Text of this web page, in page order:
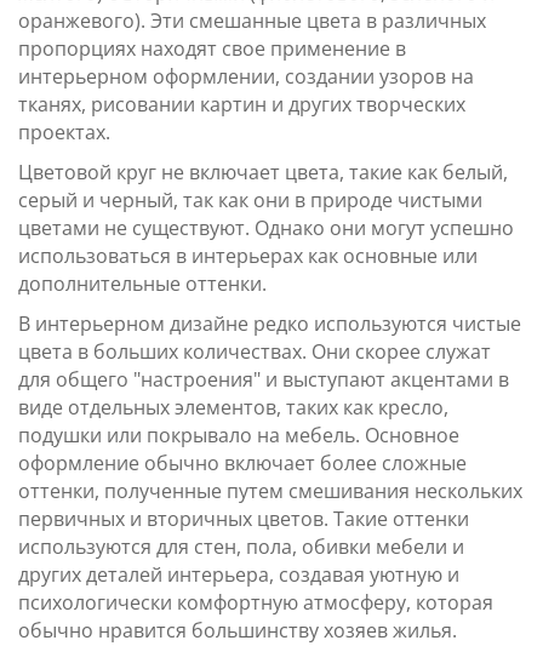
оранжевого). Эти смешанные цвета в различных
пропорциях находят свое применение в
интерьерном оформлении, создании узоров на
тканях, рисовании картин и других творческих
проектах.
Цветовой круг не включает цвета, такие как белый,
серый и черный, так как они в природе чистыми
цветами не существуют. Однако они могут успешно
использоваться в интерьерах как основные или
дополнительные оттенки.
В интерьерном дизайне редко используются чистые
цвета в больших количествах. Они скорее служат
для общего "настроения" и выступают акцентами в
виде отдельных элементов, таких как кресло,
подушки или покрывало на мебель. Основное
оформление обычно включает более сложные
оттенки, полученные путем смешивания нескольких
первичных и вторичных цветов. Такие оттенки
используются для стен, пола, обивки мебели и
других деталей интерьера, создавая уютную и
психологически комфортную атмосферу, которая
обычно нравится большинству хозяев жилья.